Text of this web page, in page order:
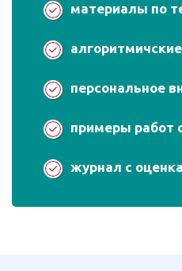
материалы по
персональное
примеры работ
журнал с